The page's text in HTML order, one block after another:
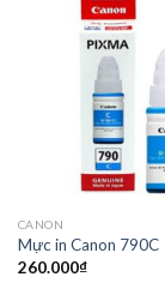
CANON
Mực in Canon 790C
260.000₫